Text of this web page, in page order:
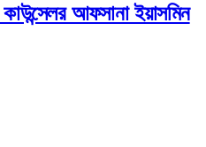
আফসানা ইয়াসমিন